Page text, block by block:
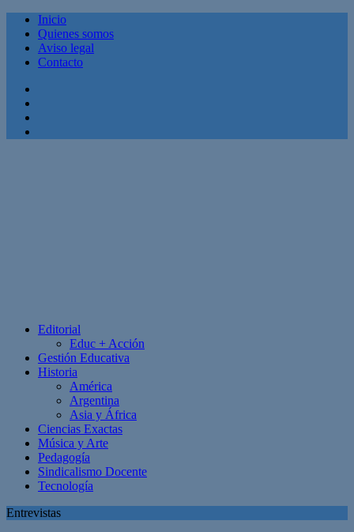
Inicio
Quienes somos
Aviso legal
Contacto
Editorial
Educ + Acción
Gestión Educativa
Historia
América
Argentina
Asia y África
Ciencias Exactas
Música y Arte
Pedagogía
Sindicalismo Docente
Tecnología
Entrevistas